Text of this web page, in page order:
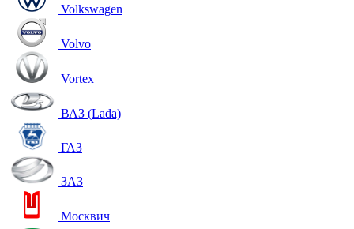
Volkswagen
Volvo
Vortex
ВАЗ (Lada)
ГАЗ
ЗАЗ
Москвич